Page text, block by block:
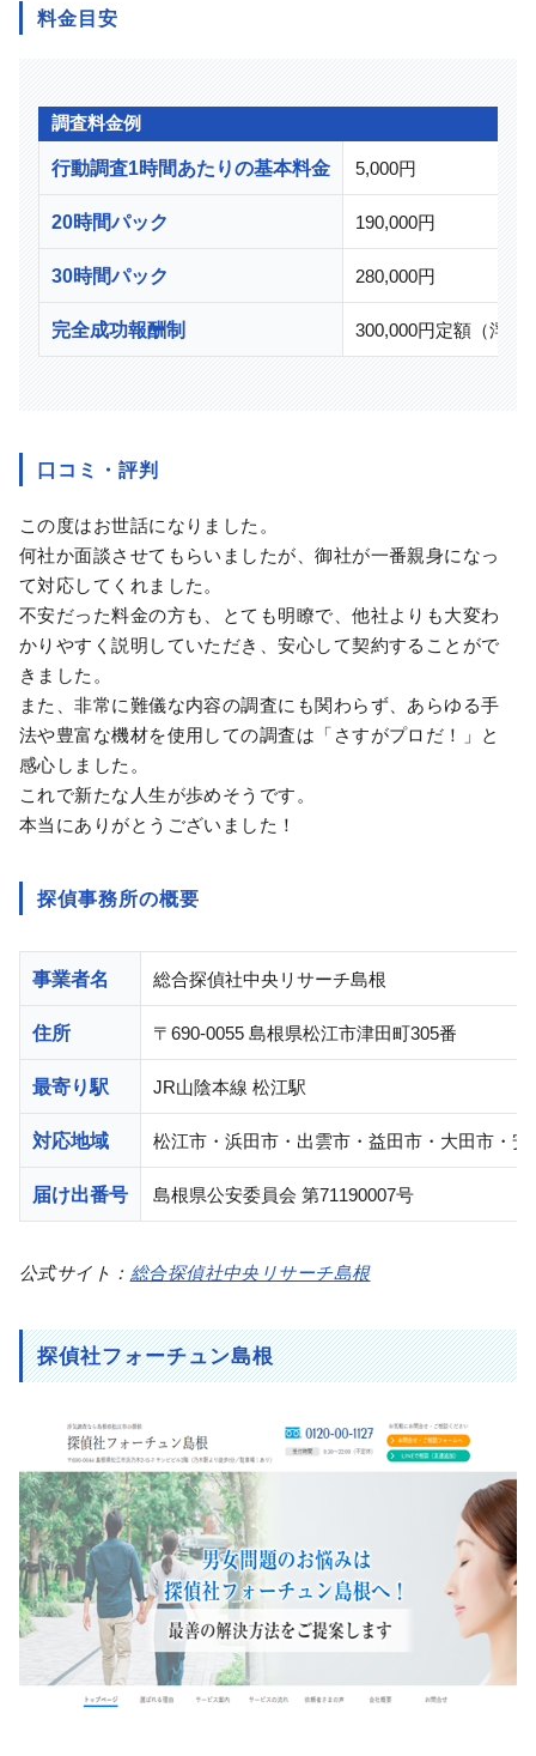
料金目安
調査料金例
行動調査1時間あたりの基本料金 5,000円
20時間パック 190,000円
30時間パック 280,000円
完全成功報酬制 300,000円定額（浮気
口コミ・評判
この度はお世話になりました。
何社か面談させてもらいましたが、御社が一番親身になっ
て対応してくれました。
不安だった料金の方も、とても明瞭で、他社よりも大変わ
かりやすく説明していただき、安心して契約することがで
きました。
また、非常に難儀な内容の調査にも関わらず、あらゆる手
法や豊富な機材を使用しての調査は「さすがプロだ！」と
感心しました。
これで新たな人生が歩めそうです。
本当にありがとうございました！
探偵事務所の概要
事業者名 総合探偵社中央リサーチ島根
住所 〒690-0055 島根県松江市津田町305番
最寄り駅 JR山陰本線 松江駅
対応地域 松江市・浜田市・出雲市・益田市・大田市・
届け出番号 島根県公安委員会 第71190007号
公式サイト： 総合探偵社中央リサーチ島根
探偵社フォーチュン島根